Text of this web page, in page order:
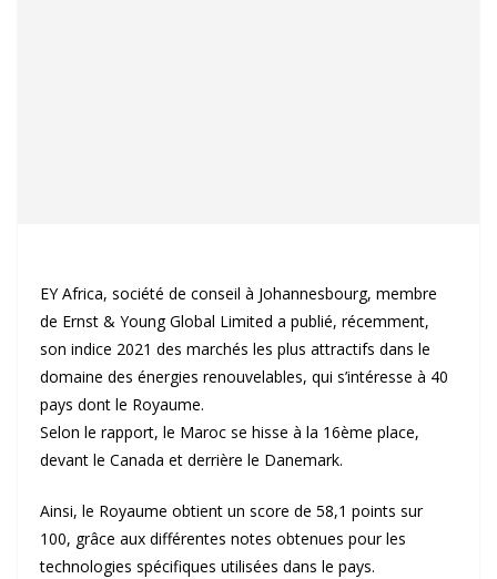
EY Africa, société de conseil à Johannesbourg, membre
de Ernst & Young Global Limited a publié, récemment,
son indice 2021 des marchés les plus attractifs dans le
domaine des énergies renouvelables, qui s’intéresse à 40
pays dont le Royaume.
Selon le rapport, le Maroc se hisse à la 16ème place,
devant le Canada et derrière le Danemark.
Ainsi, le Royaume obtient un score de 58,1 points sur
100, grâce aux différentes notes obtenues pour les
technologies spécifiques utilisées dans le pays.